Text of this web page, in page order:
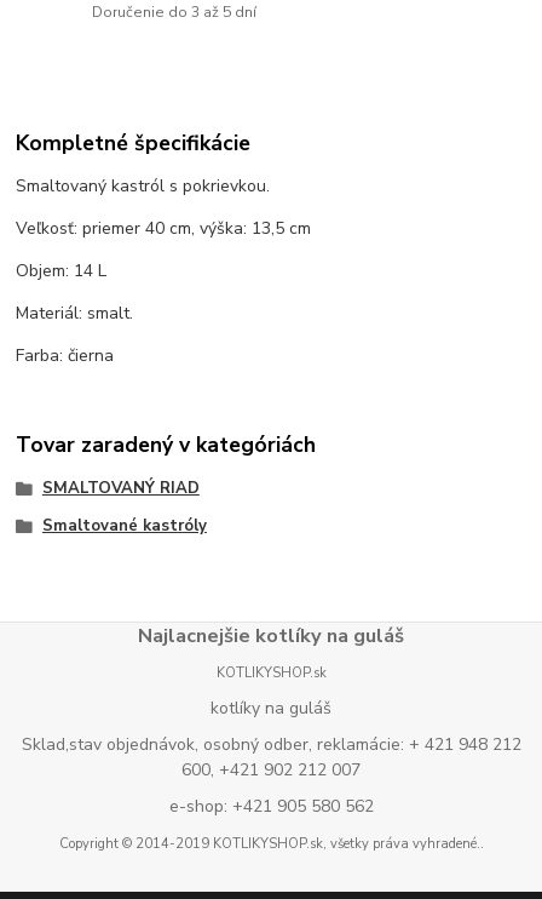
Doručenie do 3 až 5 dní
Kompletné špecifikácie
Smaltovaný kastról s pokrievkou.
Veľkosť: priemer 40 cm, výška: 13,5 cm
Objem: 14 L
Materiál: smalt.
Farba: čierna
Tovar zaradený v kategóriách
SMALTOVANÝ RIAD
Smaltované kastróly
Najlacnejšie kotlíky na guláš
KOTLIKYSHOP.sk
kotlíky na guláš
Sklad,stav objednávok, osobný odber, reklamácie: + 421 948 212
600, +421 902 212 007
e-shop: +421 905 580 562
Copyright © 2014-2019 KOTLIKYSHOP.sk, všetky práva vyhradené..